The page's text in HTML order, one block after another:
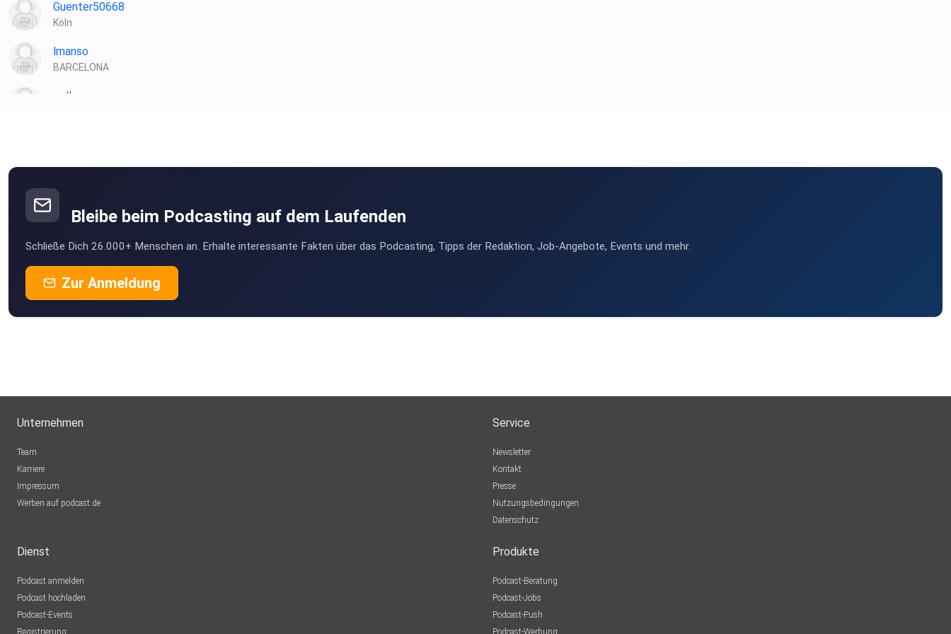
Guenter50668
Köln
lmanso
BARCELONA
radler
Bleibe beim Podcasting auf dem Laufenden
Schließe Dich 26.000+ Menschen an. Erhalte interessante Fakten über das Podcasting, Tipps der Redaktion, Job-Angebote, Events und mehr.
Zur Anmeldung
Unternehmen
Team
Karriere
Impressum
Werben auf podcast.de
Service
Newsletter
Kontakt
Presse
Nutzungsbedingungen
Datenschutz
Dienst
Podcast anmelden
Podcast hochladen
Podcast-Events
Registrierung
Produkte
Podcast-Beratung
Podcast-Jobs
Podcast-Push
Podcast-Werbung